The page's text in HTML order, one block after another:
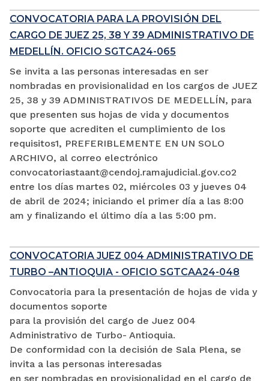
CONVOCATORIA PARA LA PROVISIÓN DEL
CARGO DE JUEZ 25, 38 Y 39 ADMINISTRATIVO DE
MEDELLÍN. OFICIO SGTCA24-065
Se invita a las personas interesadas en ser
nombradas en provisionalidad en los cargos de JUEZ
25, 38 y 39 ADMINISTRATIVOS DE MEDELLÍN, para
que presenten sus hojas de vida y documentos
soporte que acrediten el cumplimiento de los
requisitos1, PREFERIBLEMENTE EN UN SOLO
ARCHIVO, al correo electrónico
convocatoriastaant@cendoj.ramajudicial.gov.co2
entre los días martes 02, miércoles 03 y jueves 04
de abril de 2024; iniciando el primer día a las 8:00
am y finalizando el último día a las 5:00 pm.
CONVOCATORIA JUEZ 004 ADMINISTRATIVO DE
TURBO –ANTIOQUIA - OFICIO SGTCAA24-048
Convocatoria para la presentación de hojas de vida y
documentos soporte
para la provisión del cargo de Juez 004
Administrativo de Turbo- Antioquia.
De conformidad con la decisión de Sala Plena, se
invita a las personas interesadas
en ser nombradas en provisionalidad en el cargo de